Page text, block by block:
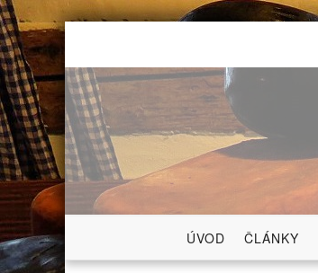
Skip
content
ÚVOD ČLÁNKY